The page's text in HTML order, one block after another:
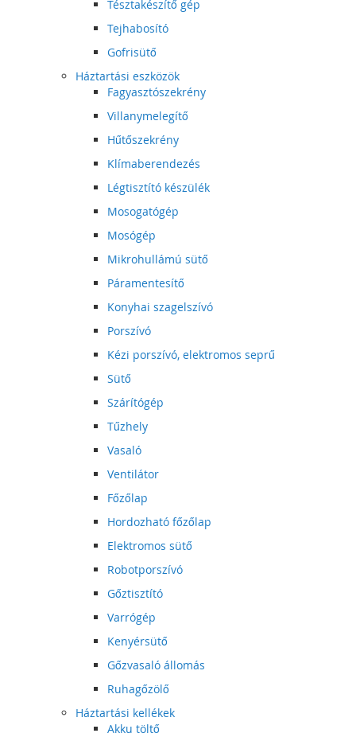
Tésztakészítő gép
Tejhabosító
Gofrisütő
Háztartási eszközök
Fagyasztószekrény
Villanymelegítő
Hűtőszekrény
Klímaberendezés
Légtisztító készülék
Mosogatógép
Mosógép
Mikrohullámú sütő
Páramentesítő
Konyhai szagelszívó
Porszívó
Kézi porszívó, elektromos seprű
Sütő
Szárítógép
Tűzhely
Vasaló
Ventilátor
Főzőlap
Hordozható főzőlap
Elektromos sütő
Robotporszívó
Gőztisztító
Varrógép
Kenyérsütő
Gőzvasaló állomás
Ruhagőzölő
Háztartási kellékek
Akku töltő